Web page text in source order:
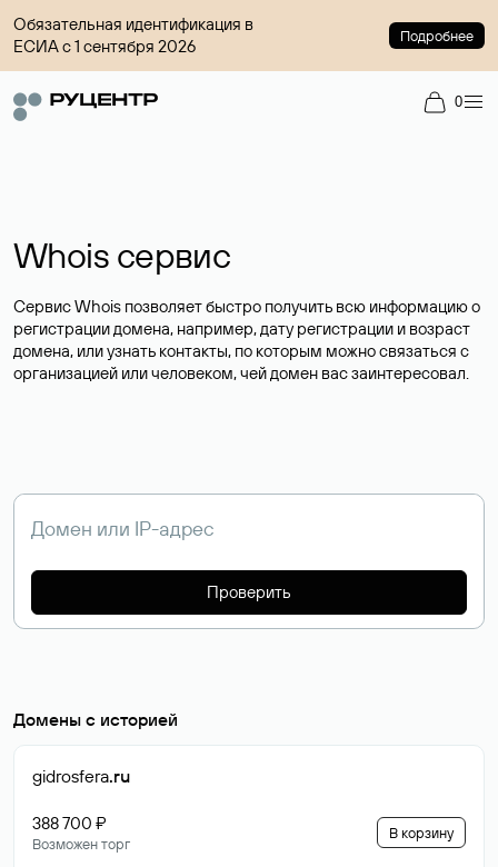
Обязательная идентификация в
ЕСИА с 1 сентября 2026
Подробнее
0
Whois сервис
Сервис Whois позволяет быстро получить всю информацию о
регистрации домена, например, дату регистрации и возраст
домена, или узнать контакты, по которым можно связаться с
организацией или человеком, чей домен вас заинтересовал.
Проверить
Домены с историей
gidrosfera.ru
388 700 ₽
Возможен торг
В корзину